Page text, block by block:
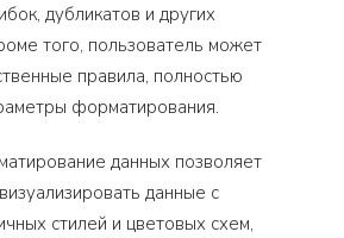
дубликатов и других
того, пользователь может
правила, полностью
форматирования.
данных позволяет
данные с
стилей и цветовых схем,